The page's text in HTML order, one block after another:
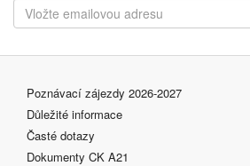
Poznávací zájezdy 2026-2027
Důležité informace
Časté dotazy
Dokumenty CK A21